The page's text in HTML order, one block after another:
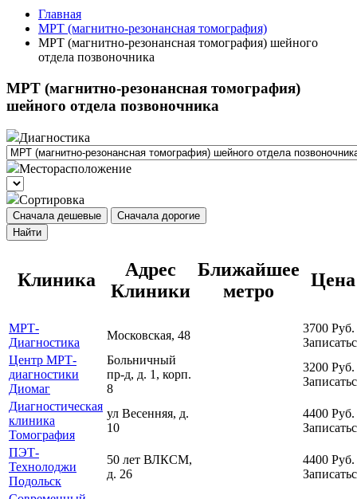
Главная
МРТ (магнитно-резонансная томография)
МРТ (магнитно-резонансная томография) шейного
отдела позвоночника
МРТ (магнитно-резонансная томография)
шейного отдела позвоночника
Диагностика
Месторасположение
Сортировка
Сначала дешевые
Сначала дорогие
Найти
Клиника
Адрес
Клиники
Ближайшее
метро
Цена
МРТ-
Диагностика
Московская, 48
3700 Руб.
Центр МРТ-
диагностики
Диомаг
Больничный
пр-д, д. 1, корп.
8
3200 Руб.
Диагностическая
клиника
Томография
ул Весенняя, д.
10
4400 Руб.
ПЭТ-
Технолоджи
Подольск
50 лет ВЛКСМ,
д. 26
4400 Руб.